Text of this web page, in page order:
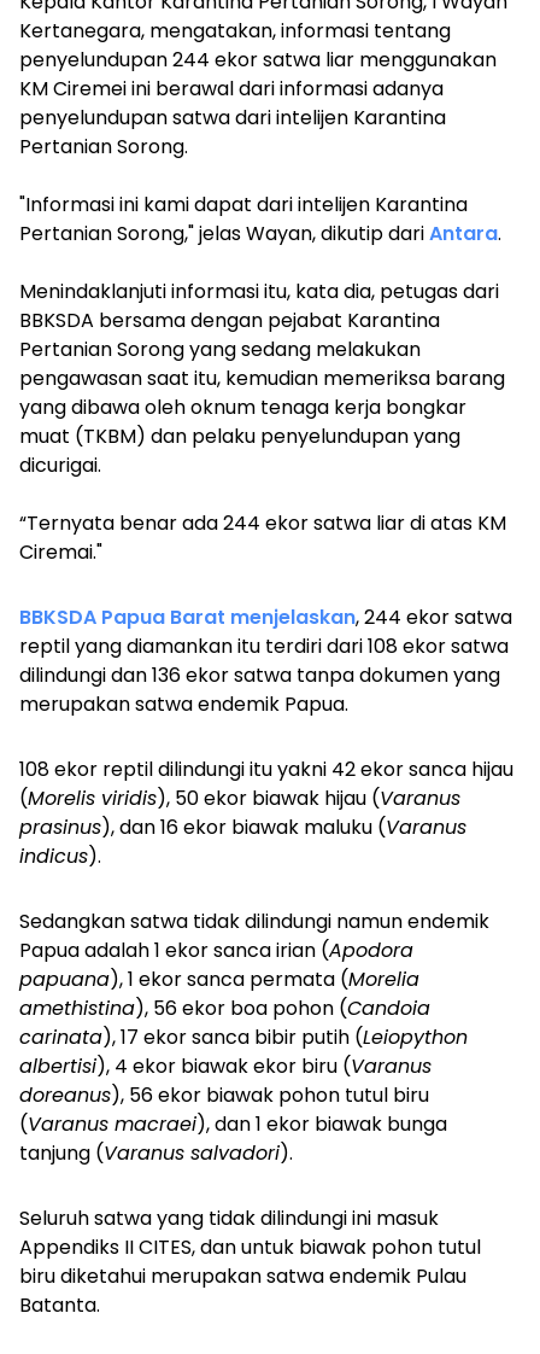
Kertanegara, mengatakan, informasi tentang
penyelundupan 244 ekor satwa liar menggunakan
KM Ciremei ini berawal dari informasi adanya
penyelundupan satwa dari intelijen Karantina
Pertanian Sorong.
"Informasi ini kami dapat dari intelijen Karantina
Pertanian Sorong," jelas Wayan, dikutip dariAntara.
Menindaklanjuti informasi itu, kata dia, petugas dari
BBKSDA bersama dengan pejabat Karantina
Pertanian Sorong yang sedang melakukan
pengawasan saat itu, kemudian memeriksa barang
yang dibawa oleh oknum tenaga kerja bongkar
muat (TKBM) dan pelaku penyelundupan yang
dicurigai.
“Ternyata benar ada 244 ekor satwa liar di atas KM
Ciremai."
BBKSDA Papua Barat menjelaskan, 244 ekor satwa
reptil yang diamankan itu terdiri dari 108 ekor satwa
dilindungi dan 136 ekor satwa tanpa dokumen yang
merupakan satwa endemik Papua.
108 ekor reptil dilindungi itu yakni 42 ekor sanca hijau
(Morelis viridis), 50 ekor biawak hijau (Varanus
prasinus), dan 16 ekor biawak maluku (Varanus
indicus).
Sedangkan satwa tidak dilindungi namun endemik
Papua adalah 1 ekor sanca irian (Apodora
papuana), 1 ekor sanca permata (Morelia
amethistina), 56 ekor boa pohon (Candoia
carinata), 17 ekor sanca bibir putih (Leiopython
albertisi), 4 ekor biawak ekor biru (Varanus
doreanus), 56 ekor biawak pohon tutul biru
(Varanus macraei), dan 1 ekor biawak bunga
tanjung (Varanus salvadori).
Seluruh satwa yang tidak dilindungi ini masuk
Appendiks II CITES, dan untuk biawak pohon tutul
biru diketahui merupakan satwa endemik Pulau
Batanta.